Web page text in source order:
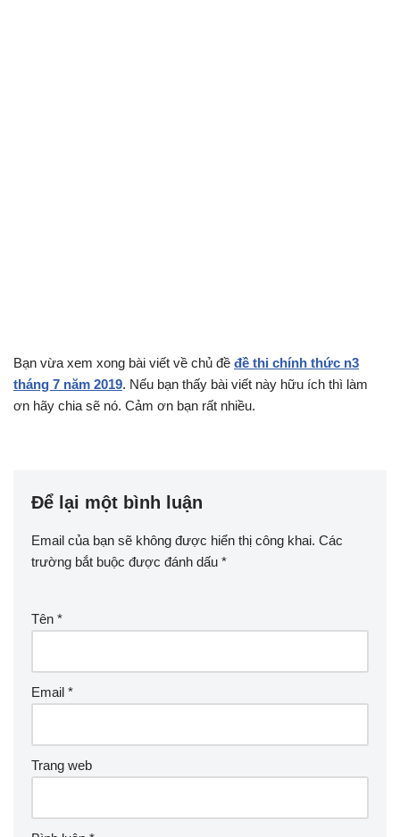
Bạn vừa xem xong bài viết về chủ đề đề thi chính thức n3
tháng 7 năm 2019. Nếu bạn thấy bài viết này hữu ích thì làm
ơn hãy chia sẽ nó. Cảm ơn bạn rất nhiều.
Để lại một bình luận
Email của bạn sẽ không được hiển thị công khai. Các
trường bắt buộc được đánh dấu *
Tên *
Email *
Trang web